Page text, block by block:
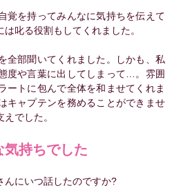
を持ってみんなに気持ちを伝えて
叱る役割もしてくれました。
部聞いてくれました。しかも、私
度や言葉に出してしまって…。雰囲
ートに包んで全体を和ませてくれま
キャプテンを務めることができませ
でした。
気持ちでした
にいつ話したのですか?